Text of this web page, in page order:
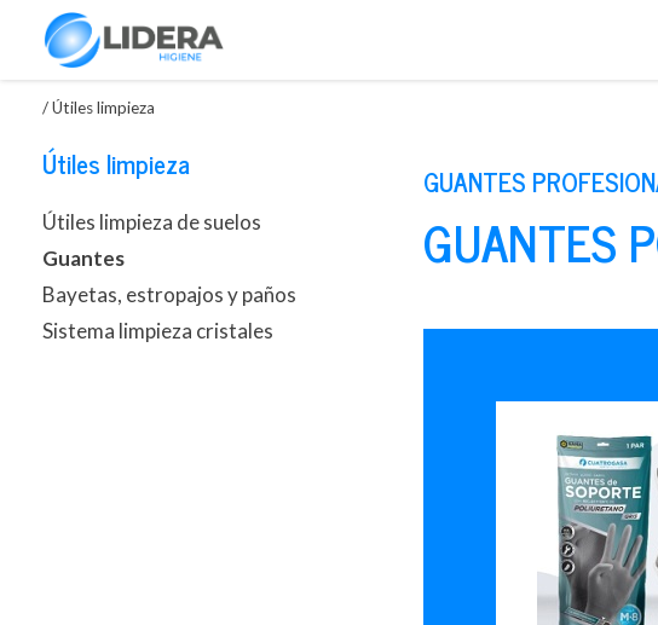
/Útiles limpieza
Útiles limpieza
Útiles limpieza de suelos
Guantes
Bayetas, estropajos y paños
Sistema limpieza cristales
GUANTES
GUANTES